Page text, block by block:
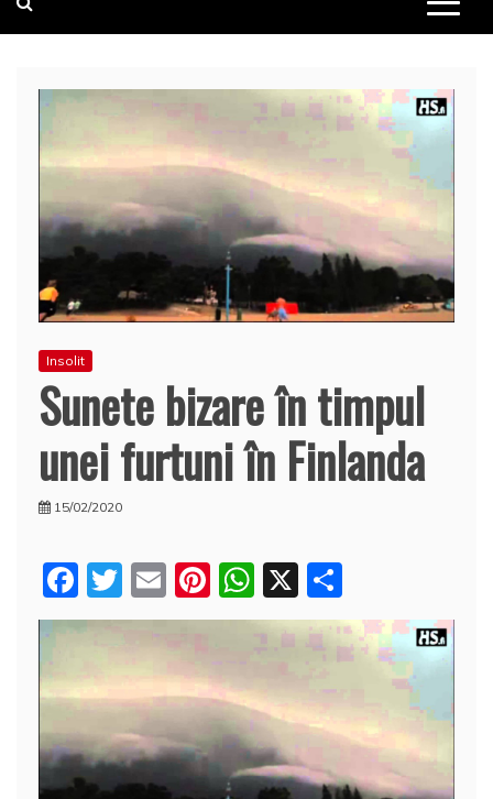
Insolit
Sunete bizare în timpul
unei furtuni în Finlanda
15/02/2020
F
a
c
e
b
o
T
w
itt
er
E
m
ai
l
Pi
nt
er
e
st
W
h
at
s
A
p
X
a
rt
e
a